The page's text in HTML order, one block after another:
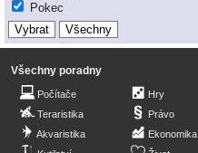
Pokec
Všechny poradny
Počítače
Teraristika
Akvaristika
Hry
Právo
Ekonomika